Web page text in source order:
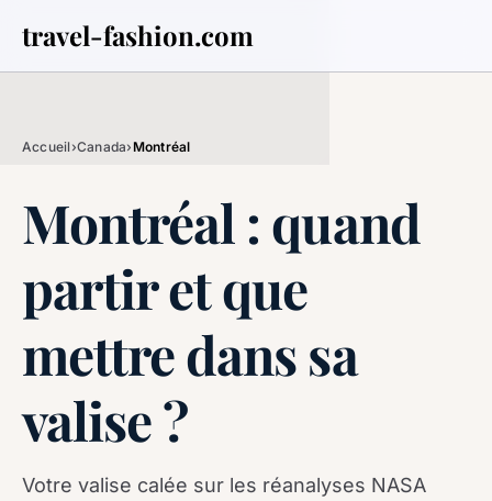
travel-fashion.com
Accueil›Canada›Montréal
Montréal : quand
partir et que
mettre dans sa
valise ?
Votre valise calée sur les réanalyses NASA